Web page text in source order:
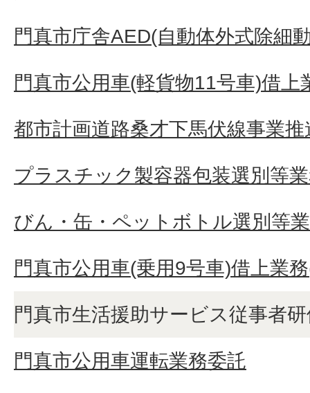
門真市庁舎AED(自動体外式除細
門真市公用車(軽貨物11号車)借上
都市計画道路桑才下馬伏線事業
プラスチック製容器包装選別等
びん・缶・ペットボトル選別等
門真市公用車(乗用9号車)借上業
門真市生活援助サービス従事者
門真市公用車運転業務委託